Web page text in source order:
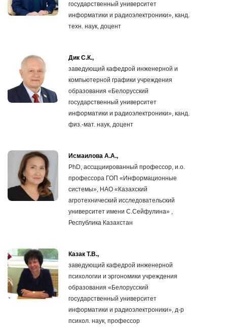
государственный университет
информатики и радиоэлектроники», канд.
техн. наук, доцент
Дик С.К.,
заведующий кафедрой инженерной и
компьютерной графики учреждения
образования «Белорусский
государственный университет
информатики и радиоэлектроники», канд.
физ.-мат. наук, доцент
Исмаилова А.А.,
PhD, ассщциированный профессор, и.о.
профессора ГОП «Информационные
системы», НАО «Казахский
агротехнический исследовательский
университет имени С.Сейфулина» ,
Республика Казахстан
Казак Т.В.,
заведующий кафедрой инженерной
психологии и эргономики учреждения
образования «Белорусский
государственный университет
информатики и радиоэлектроники», д-р
психол. наук, профессор